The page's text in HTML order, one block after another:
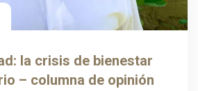
la crisis de bienestar
– columna de opinión